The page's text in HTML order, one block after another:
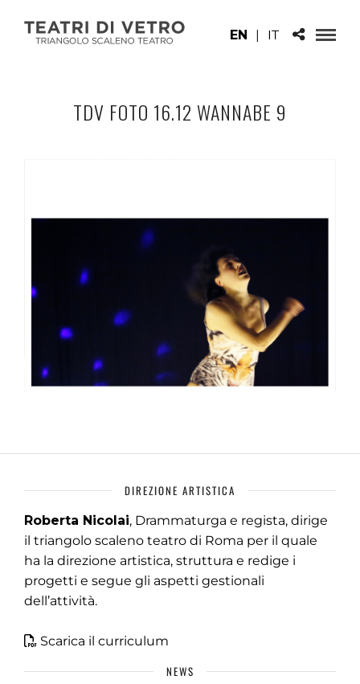
EN | IT
TDV FOTO 16.12 WANNABE 9
DIREZIONE ARTISTICA
Roberta Nicolai, Drammaturga e regista, dirige
il triangolo scaleno teatro di Roma per il quale
ha la direzione artistica, struttura e redige i
progetti e segue gli aspetti gestionali
dell’attività.
Scarica il curriculum
NEWS